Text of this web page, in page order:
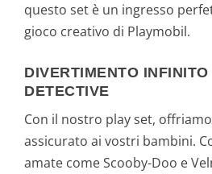
questo set è un ingresso
gioco creativo di Playmobil.
DIVERTIMENTO
DETECTIVE
Con il nostro play set,
assicurato ai vostri bambini.
amate come Scooby-Doo e